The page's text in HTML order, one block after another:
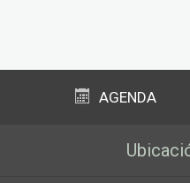
AGENDA